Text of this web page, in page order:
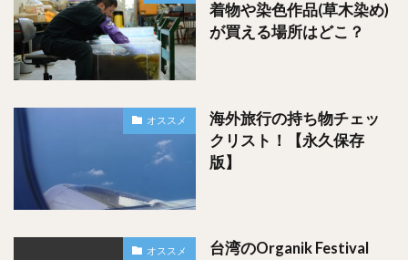
食堂のお姉さんから『当店自慢の山椒をかけて食べてくださ
いね！』って言われてかけた山椒も、もう本当に美味しく
隣に座ってた人もずっと『美味しい美味しい』って。
ただ、本当に美味しいので、並ぶときは結構並びます。
お昼ご飯時に行くと１時間は並ぶでしょう。
私は厳島神社観光の後、１７時くらいに行ったので比較的空
着物や染色作品(草木染め)
が買える場所はどこ？
オススメ
海外旅行の持ち物チェッ
クリスト！【永久保存
版】
オススメ
台湾のOrganik Festival